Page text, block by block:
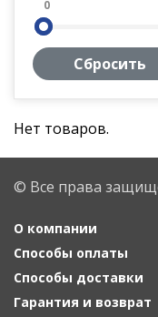
0
Сбросить
Нет товаров.
© Все права
О компании
Способы оплаты
Способы доставки
Гарантия и возврат